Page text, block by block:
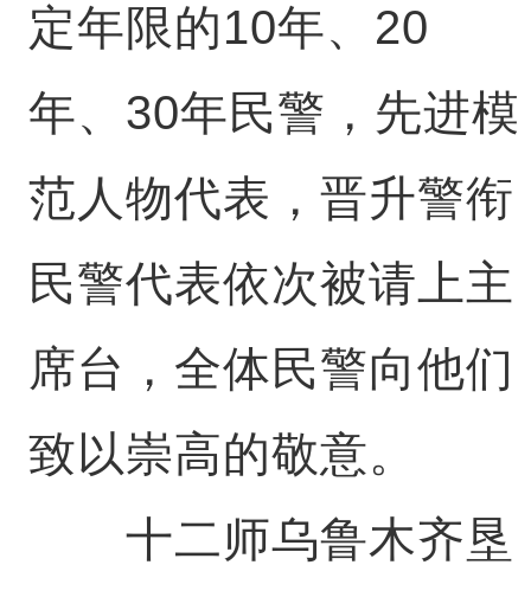
定年限的10年、20
年、30年民警，先进模
范人物代表，晋升警衔
民警代表依次被请上主
席台，全体民警向他们
致以崇高的敬意。
十二师乌鲁木齐垦